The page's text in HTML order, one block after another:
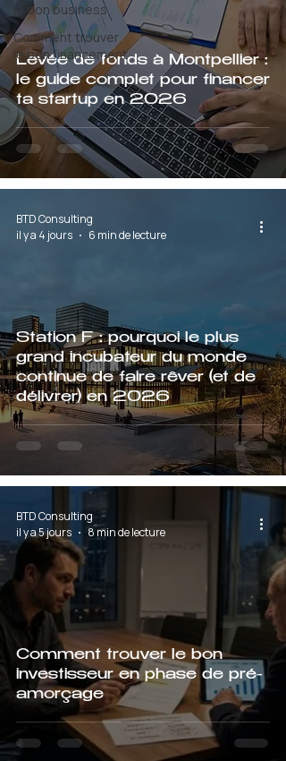
le bon business
Comment trouver
le bon financement
Levée de fonds à Montpellier :
le guide complet pour financer
ta startup en 2026
Station F : pourquoi le plus
grand incubateur du monde
continue de faire rêver (et de
délivrer) en 2026
BTD Consulting
il y a 4 jours
6 min de lecture
Comment trouver le bon
investisseur en phase de pré-
amorçage
BTD Consulting
il y a 5 jours
8 min de lecture